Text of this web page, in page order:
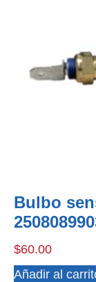
Bulbo
$60.00
Añadir al